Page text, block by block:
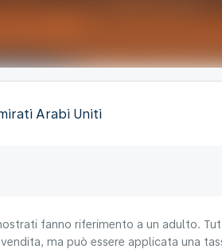
Arabi Uniti
fanno riferimento a un adulto.
ma può essere applicata una